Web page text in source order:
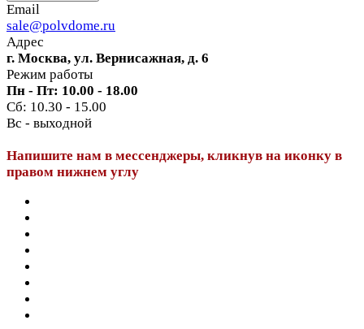
Email
sale@polvdome.ru
Адрес
г. Москва, ул. Вернисажная, д. 6
Режим работы
Пн - Пт: 10.00 - 18.00
Сб: 10.30 - 15.00
Вс - выходной
Напишите нам в мессенджеры, кликнув на иконку в
правом нижнем углу